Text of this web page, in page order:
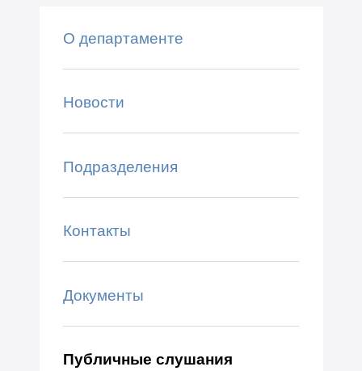
О департаменте
Новости
Подразделения
Контакты
Документы
Публичные слушания